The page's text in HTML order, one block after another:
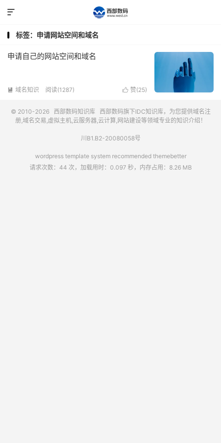

标签：申请网站空间和域名
申请自己的网站空间和域名
 域名知识 阅读(1287)  赞(25)
© 2010-2026 西部数码知识库 西部数码旗下IDC知识库，为您提供域名注
册,域名交易,虚拟主机,云服务器,云计算,网站建设等领域专业的知识介绍！
川B1.B2-20080058号
wordpress template system recommended themebetter
请求次数：44 次，加载用时：0.097 秒，内存占用：8.26 MB